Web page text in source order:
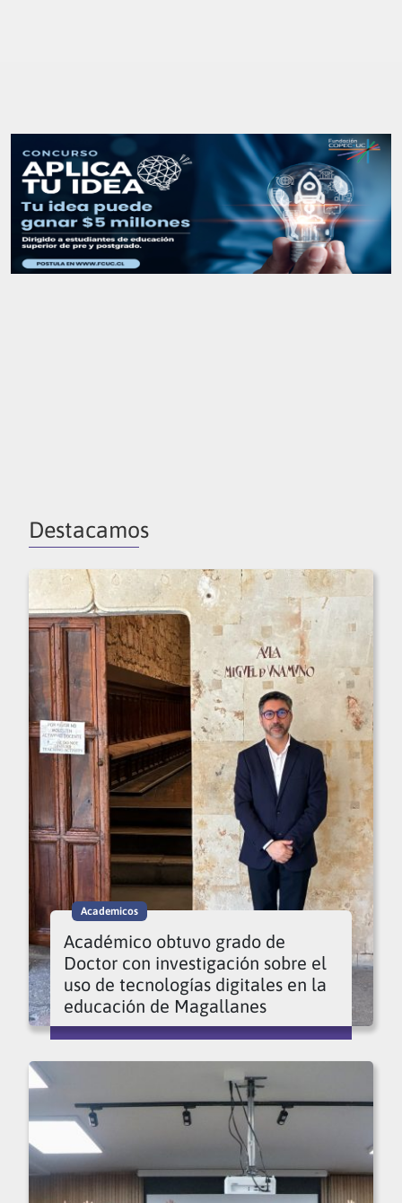
Destacamos
Academicos
Académico obtuvo grado de
Doctor con investigación sobre el
uso de tecnologías digitales en la
educación de Magallanes